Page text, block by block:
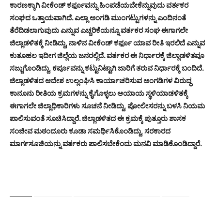
ಕಾರಣಕ್ಕಾಗಿ ವೀಕೆಂಡ್ ಕರ್ಫೂವನ್ನು ಹಿಂಪಡೆಯಬೇಕೆನ್ನುವುದು ವರ್ತಕರ
ಸಂಘದ ಒತ್ತಾಯವಾಗಿದೆ. ಎಲ್ಲಾ ಅಂಗಡಿ ಮುಂಗಟ್ಟುಗಳನ್ನು ಎಂದಿನಂತೆ
ತೆರೆದಿಡಲಾಗುವುದು ಎನ್ನುವ ಎಚ್ಚರಿಕೆಯನ್ನೂ ವರ್ತಕರ ಸಂಘ ಈಗಾಗಲೇ
ಜಿಲ್ಲಾಡಳಿತಕ್ಕೆ ನೀಡಿದ್ದು, ನಾಳಿನ ವೀಕೆಂಡ್ ಕರ್ಫೂ ಯಾವ ರೀತಿ ಇರಲಿದೆ ಎನ್ನುವ
ಕುತೂಹಲ ಇದೀಗ ಜಿಲ್ಲೆಯ ಜನರಲ್ಲಿದೆ. ವರ್ತಕರ ಈ ನಿರ್ಧಾರಕ್ಕೆ ಜಿಲ್ಲಾಡಳಿತವೂ
ಸಜ್ಜುಗೊಂಡಿದ್ದು, ಕರ್ಪೂವನ್ನು ಕಟ್ಟುನಿಟ್ಟಾಗಿ ಜಾರಿಗೆ ತರುವ ನಿರ್ಧಾರಕ್ಕೆ ಬಂದಿದೆ.
ಜಿಲ್ಲಾಡಳಿತದ ಆದೇಶ ಉಲ್ಲಂಘಿಸಿ ಕಾರ್ಯಾಚರಿಸುವ ಅಂಗಡಿಗಳ ವಿರುದ್ಧ
ಕಾನೂನು ರೀತಿಯ ಕ್ರಮಗಳನ್ನು ಕೈಗೊಳ್ಳಲು ಆಯಾಯ ಸ್ಥಳಿಯಾಡಳಿತಕ್ಕೆ
ಈಗಾಗಲೇ ಜಿಲ್ಲಾಧಿಕಾರಿಗಳು ಸೂಚನೆ ನೀಡಿದ್ದು, ಪೋಲೀಸರನ್ನು ಬಳಸಿ ನಿಯಮ
ಪಾಲಿಸುವಂತೆ ಸೂಚಿಸಿದ್ದಾರೆ. ಜಿಲ್ಲಾಡಳಿತದ ಈ ಕ್ರಮಕ್ಕೆ ಪುತ್ತೂರು ಶಾಸಕ
ಸಂಜೀವ ಮಠಂದೂರು ಕೂಡಾ ಸಮರ್ಥಿಸಿಕೊಂಡಿದ್ದು, ಸರಕಾರದ
ಮಾರ್ಗಸೂಚಿಯನ್ನು ವರ್ತಕರು ಪಾಲಿಸಬೇಕೆಂದು ಮನವಿ ಮಾಡಿಕೊಂಡಿದ್ದಾರೆ.